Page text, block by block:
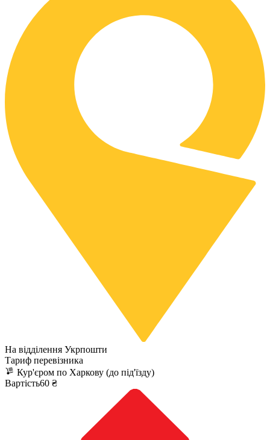
На відділення Укрпошти
Тариф перевізника
Кур'єром по Харкову (до під'їзду)
Вартість60 ₴